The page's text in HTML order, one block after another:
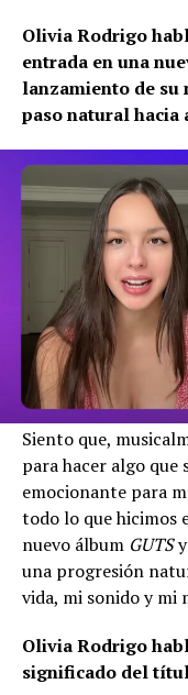
Olivia Rodrigo
entrada en una
lanzamiento de su
paso natural hacia
Siento que,
para hacer algo que
emocionante para
todo lo que hicimos
nuevo álbum GUTS
una progresión
vida, mi sonido y mi
Olivia Rodrigo
significado del